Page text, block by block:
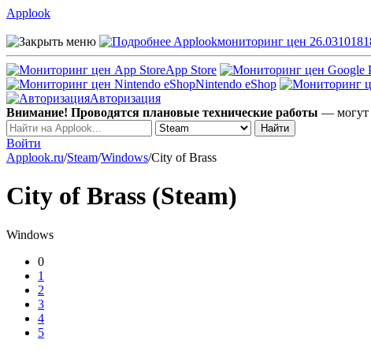
Applook
Applookмониторинг цен
App Store
Nintendo eShop
Авторизация
Внимание! Проводятся плановые технические работы — могут
Войти
Applook.ru/Steam/Windows/City of Brass
City of Brass (Steam)
Windows
0
1
2
3
4
5